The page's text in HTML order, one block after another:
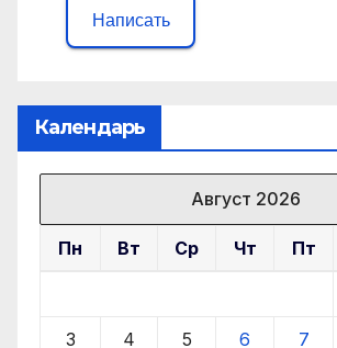
Написать
Календарь
Август 2026
Пн Вт Ср Чт Пт
3 4 5 6 7